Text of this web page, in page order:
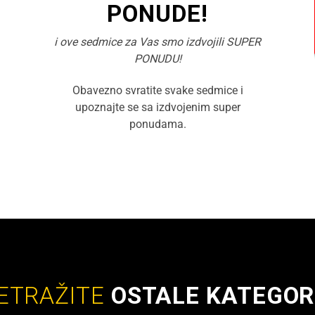
PONUDE!
i ove sedmice za Vas smo izdvojili SUPER
PONUDU!
Obavezno svratite svake sedmice i
upoznajte se sa izdvojenim super
ponudama.
OSTALE